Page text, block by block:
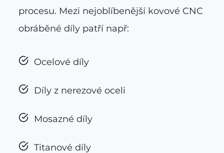
procesu. Mezi nejoblíbenější kovové CNC
obráběné díly patří např:
Ocelové díly
Díly z nerezové oceli
Mosazné díly
Titanové díly